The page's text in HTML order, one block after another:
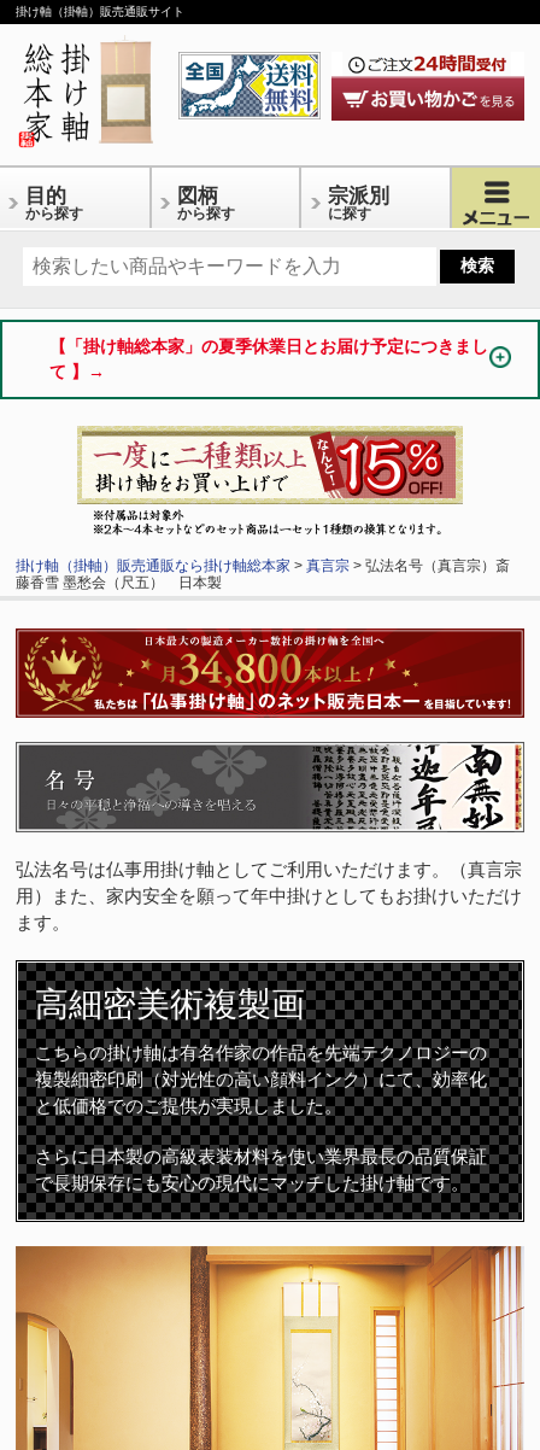
掛け軸（掛軸）販売通販サイト
目的
から探す
図柄
から探す
宗派別
に探す
【「掛け軸総本家」の夏季休業日とお届け予定につきまし
て 】→
掛け軸（掛軸）販売通販なら掛け軸総本家 >真言宗 > 弘法名号（真言宗）斎
藤香雪 墨愁会（尺五） 日本製
弘法名号は仏事用掛け軸としてご利用いただけます。（真言宗
用）また、家内安全を願って年中掛けとしてもお掛けいただけ
ます。
高細密美術複製画
こちらの掛け軸は有名作家の作品を先端テクノロジーの
複製細密印刷（対光性の高い顔料インク）にて、効率化
と低価格でのご提供が実現しました。
さらに日本製の高級表装材料を使い業界最長の品質保証
で長期保存にも安心の現代にマッチした掛け軸です。